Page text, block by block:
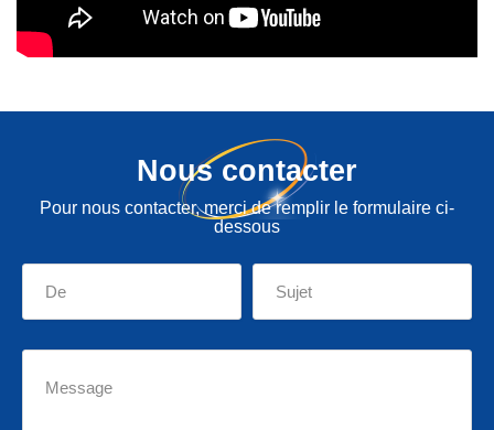
Nous contacter
Pour nous contacter, merci de remplir le formulaire ci-
dessous